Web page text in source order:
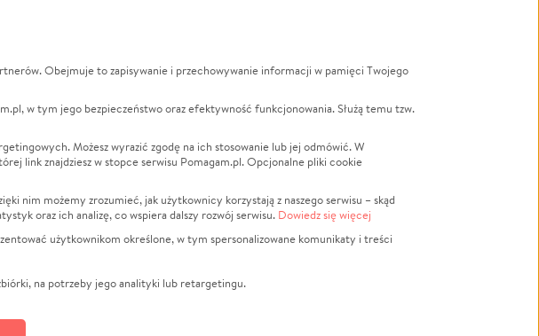
Zbieraj na
Leczenie
Zwierzęta
Pożar
Sport
Pomoc Finansowa
Pogrzeb
LGBTQ+
Powódź
Wichura
Religia
Edukacja
Obejmuje to zapisywanie i przechowywanie informacji w pamięci Twojego
w tym jego bezpieczeństwo oraz efektywność funkcjonowania. Służą temu tzw.
Możesz wyrazić zgodę na ich stosowanie lub jej odmówić. W
link znajdziesz w stopce serwisu Pomagam.pl. Opcjonalne pliki cookie
nim możemy zrozumieć, jak użytkownicy korzystają z naszego serwisu – skąd
oraz ich analizę, co wspiera dalszy rozwój serwisu. Dowiedz się więcej
użytkownikom określone, w tym spersonalizowane komunikaty i treści
na potrzeby jego analityki lub retargetingu.